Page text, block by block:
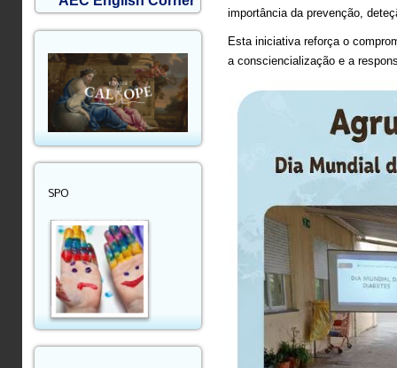
importância da prevenção,
Esta iniciativa reforça o
a consciencialização e a
SPO